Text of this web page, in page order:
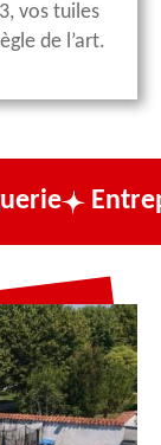
vos tuiles
de l’art.